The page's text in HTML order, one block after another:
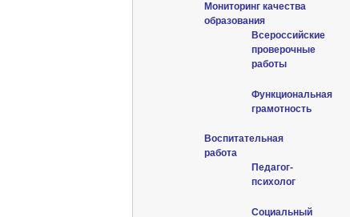
Мониторинг качества
образования
Всероссийские
проверочные
работы
Функциональная
грамотность
Воспитательная
работа
Педагог-
психолог
Социальный